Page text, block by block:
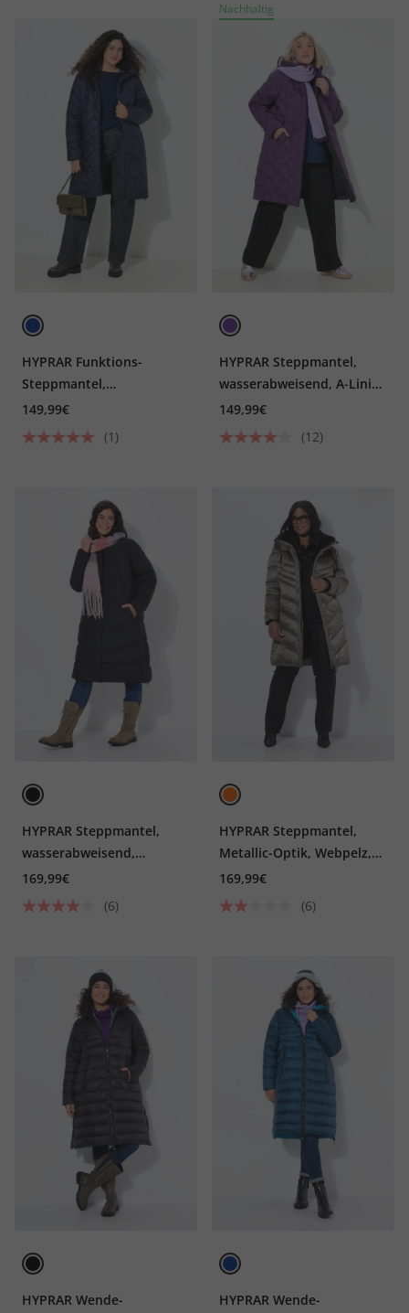
HYPRAR Funktions-
Steppmantel,
wasserabweisend, Kapuze
149,99€
(1)
Nachhaltig
HYPRAR Steppmantel,
wasserabweisend, A-Linie,
Kapuze
149,99€
(12)
HYPRAR Steppmantel,
wasserabweisend,
Seitenzipper
169,99€
(6)
HYPRAR Steppmantel,
Metallic-Optik, Webpelz,
Kapuze
169,99€
(6)
HYPRAR Wende- HYPRAR Wende-